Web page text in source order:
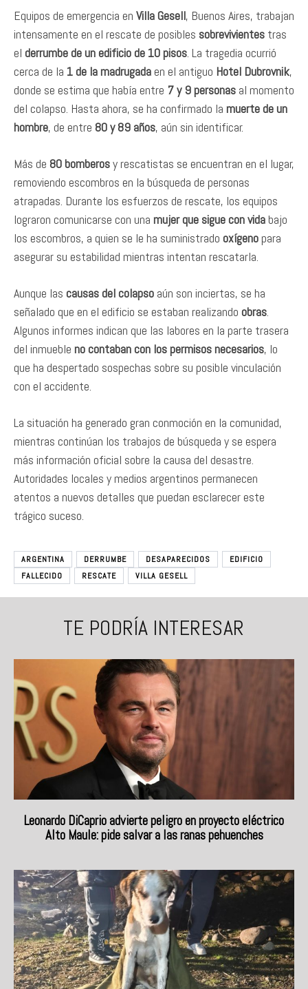
Equipos de emergencia en Villa Gesell, Buenos Aires, trabajan
intensamente en el rescate de posibles sobrevivientes tras
el derrumbe de un edificio de 10 pisos. La tragedia ocurrió
cerca de la 1 de la madrugadaen el antiguo Hotel Dubrovnik,
donde se estima que había entre 7 y 9 personas al momento
del colapso. Hasta ahora, se ha confirmado la muerte de un
hombre, de entre 80 y 89 años, aún sin identificar.
Más de 80 bomberosy rescatistas se encuentran en el lugar,
removiendo escombros en la búsqueda de personas
atrapadas. Durante los esfuerzos de rescate, los equipos
lograron comunicarse con una mujer que sigue con vidabajo
los escombros, a quien se le ha suministrado oxígenopara
asegurar su estabilidad mientras intentan rescatarla.
Aunque las causas del colapso aún son inciertas, se ha
señalado que en el edificio se estaban realizando obras.
Algunos informes indican que las labores en la parte trasera
del inmueble no contaban con los permisos necesarios, lo
que ha despertado sospechas sobre su posible vinculación
con el accidente.
La situación ha generado gran conmoción en la comunidad,
mientras continúan los trabajos de búsqueda y se espera
más información oficial sobre la causa del desastre.
Autoridades locales y medios argentinos permanecen
atentos a nuevos detalles que puedan esclarecer este
trágico suceso.
ARGENTINA DERRUMBE DESAPARECIDOS
EDIFICIO
FALLECIDO
RESCATE VILLA GESELL
TE PODRÍA INTERESAR
Leonardo DiCaprio advierte peligro en proyecto eléctrico
Alto Maule: pide salvar a las ranas pehuenches